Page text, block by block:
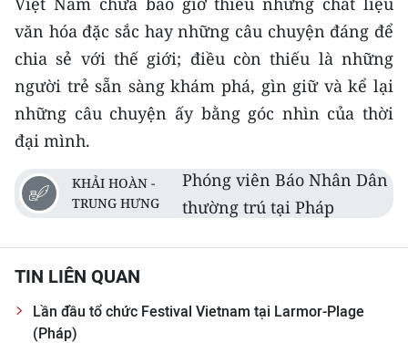
văn hóa đặc sắc hay những câu chuyện đáng để
chia sẻ với thế giới; điều còn thiếu là những
người trẻ sẵn sàng khám phá, gìn giữ và kể lại
những câu chuyện ấy bằng góc nhìn của thời
đại mình.
KHẢI HOÀN -
TRUNG HƯNG
Phóng viên Báo Nhân Dân
thường trú tại Pháp
TIN LIÊN QUAN
Lần đầu tổ chức Festival Vietnam tại Larmor-Plage
(Pháp)